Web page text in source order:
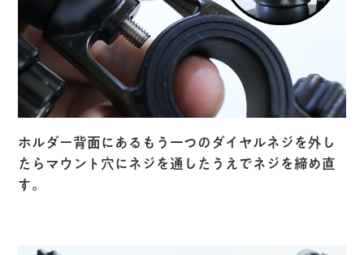
ホルダー背面にあるもう一つのダイヤルネジを外し
たらマウント穴にネジを通したうえでネジを締め直
す。